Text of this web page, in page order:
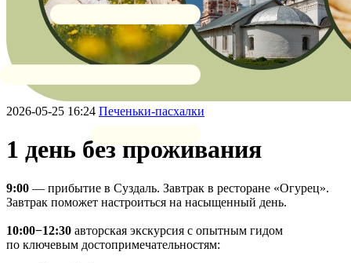
2026-05-25 16:24 Печеньки-пасхалки
1 день без проживания
9:00 — прибытие в Суздаль. Завтрак в ресторане «Огурец».
Завтрак поможет настроиться на насыщенный день.
10:00−12:30 авторская экскурсия с опытным гидом
по ключевым достопримечательностям: